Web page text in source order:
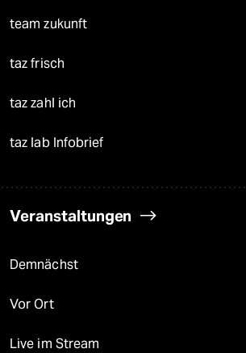
team zukunft
taz frisch
taz zahl ich
taz lab Infobrief
Veranstaltungen
Demnächst
Vor Ort
Live im Stream